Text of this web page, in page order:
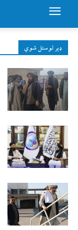
ډېر لوستل شوي